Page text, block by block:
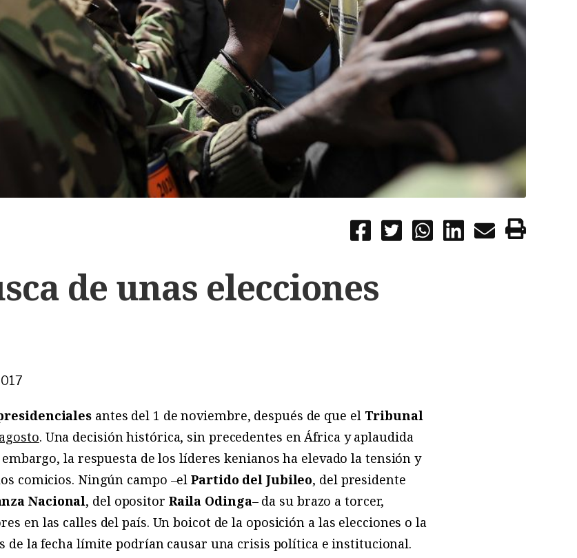
de unas elecciones
antes del 1 de noviembre, después de que el Tribunal
. Una decisión histórica, sin precedentes en África y aplaudida
la respuesta de los líderes kenianos ha elevado la tensión y
comicios. Ningún campo –elPartido del Jubileo, del presidente
Nacional, del opositor Raila Odinga– da su brazo a torcer,
en las calles del país. Un boicot de la oposición a las elecciones o la
de la fecha límite podrían causar una crisis política e institucional.